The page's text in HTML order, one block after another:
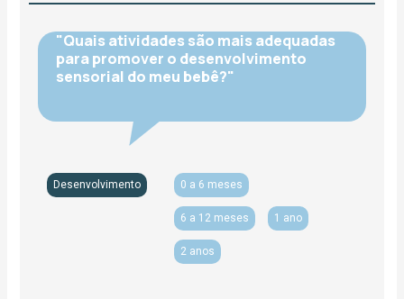
"Quais atividades são mais adequadas
para promover o desenvolvimento
sensorial do meu bebê?"
Desenvolvimento 0 a 6 meses
6 a 12 meses 1 ano
2 anos